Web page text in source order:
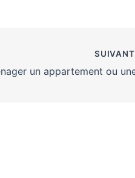
SUIVANT